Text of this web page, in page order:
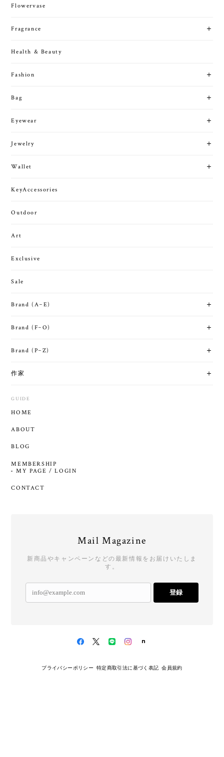
Flowervase
Fragrance
Health & Beauty
Fashion
Bag
Eyewear
Jewelry
Wallet
KeyAccessories
Outdoor
Art
Exclusive
Sale
Brand (A~E)
Brand (F~O)
Brand (P~Z)
作家
GUIDE
HOME
ABOUT
BLOG
MEMBERSHIP
MY PAGE / LOGIN
CONTACT
Mail Magazine
新商品やキャンペーンなどの最新情報をお届けいたしま
す。
登録
プライバシーポリシー 特定商取引法に基づく表記 会員規約